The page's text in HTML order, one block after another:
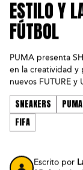
ESTILO Y
FÚTBOL
PUMA presenta
en la creatividad y
nuevos FUTURE y
SNEAKERS PUMA
FIFA
Escrito por